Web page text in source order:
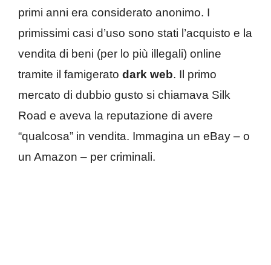
primi anni era considerato anonimo. I
primissimi casi d’uso sono stati l’acquisto e la
vendita di beni (per lo più illegali) online
tramite il famigerato dark web. Il primo
mercato di dubbio gusto si chiamava Silk
Road e aveva la reputazione di avere
“qualcosa” in vendita. Immagina un eBay – o
un Amazon – per criminali.